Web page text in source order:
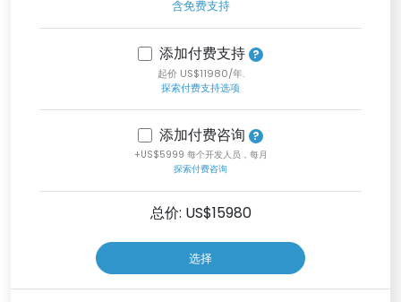
含免费支持
添加付费支持
起价 US$11980/年.
探索付费支持选项
添加付费咨询
+US$5999 每个开发人员，每月
探索付费咨询
总价: US$15980
选择